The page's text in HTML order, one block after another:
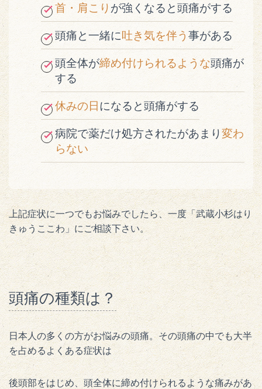
首・肩こり が強くなると頭痛がする
頭痛と一緒に吐き気を伴う 事がある
頭全体が締め付けられるような頭痛が
する
休みの日になると頭痛がする
病院で薬だけ処方されたがあまり変わ
らない
上記症状に一つでもお悩みでしたら、一度「武蔵小杉はり
きゅうここわ」にご相談下さい。
頭痛の種類は？
日本人の多くの方がお悩みの頭痛。その頭痛の中でも大半
を占めるよくある症状は
後頭部をはじめ、頭全体に締め付けられるような痛みがあ